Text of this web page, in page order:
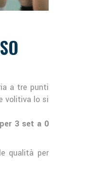
a tre punti
volitiva lo si
3 set a 0
qualità per